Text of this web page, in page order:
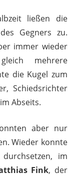
ließen die
Gegners zu.
immer wieder
mehrere
die Kugel zum
Schiedsrichter
Abseits.
aber nur
Wieder konnte
im
Fink, der